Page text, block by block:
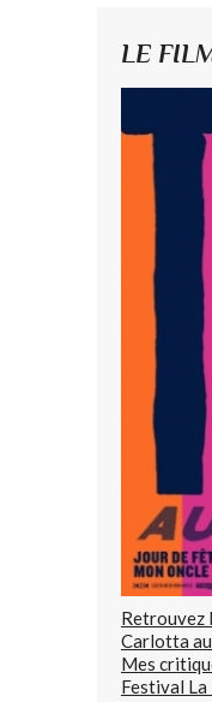
LE
Retrouvez
Carlotta
Mes
Festival La